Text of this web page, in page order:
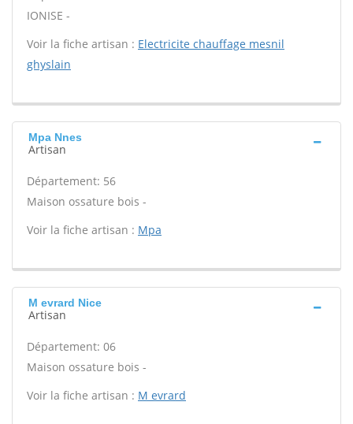
IONISE -
Voir la fiche artisan : Electricite chauffage mesnil
ghyslain
Mpa Nnes
Artisan
Département: 56
Maison ossature bois -
Voir la fiche artisan : Mpa
M evrard Nice
Artisan
Département: 06
Maison ossature bois -
Voir la fiche artisan : M evrard